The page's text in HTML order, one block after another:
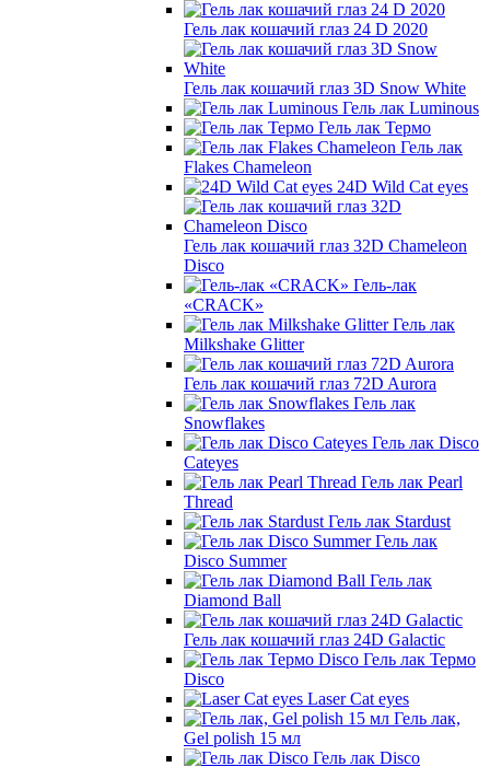
Гель лак кошачий глаз 24 D 2020
Гель лак кошачий глаз 3D Snow White
Гель лак Luminous
Гель лак Термо
Гель лак
Flakes Chameleon
24D Wild Cat eyes
Гель лак кошачий глаз 32D Chameleon
Disco
Гель-лак
«CRACK»
Гель лак
Milkshake Glitter
Гель лак кошачий глаз 72D Aurora
Гель лак
Snowflakes
Гель лак Disco
Cateyes
Гель лак Pearl
Thread
Гель лак Stardust
Гель лак
Disco Summer
Гель лак
Diamond Ball
Гель лак кошачий глаз 24D Galactic
Гель лак Термо
Disco
Laser Cat eyes
Гель лак,
Gel polish 15 мл
Гель лак Disco